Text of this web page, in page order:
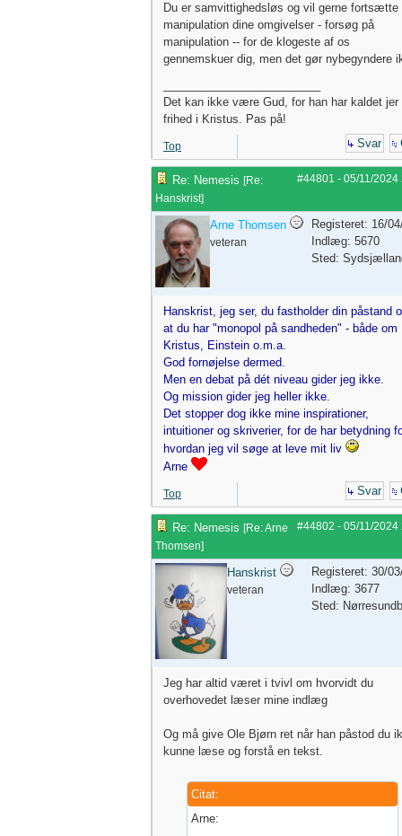
Du er samvittighedsløs og vil gerne fortsætte
manipulation dine omgivelser - forsøg på
manipulation -- for de klogeste af os
gennemskuer dig, men det gør nybegyndere
Det kan ikke være Gud, for han har kaldet jer
frihed i Kristus. Pas på!
Top Svar
#44801 - 05/11/2024
Re: Nemesis [Re:
Hanskrist]
Arne Thomsen
veteran
Registeret: 16/
Indlæg: 5670
Sted:
Hanskrist, jeg ser, du fastholder din påstand
at du har "monopol på sandheden" - både om
Kristus, Einstein o.m.a.
God fornøjelse dermed.
Men en debat på dét niveau gider jeg ikke.
Og mission gider jeg heller ikke.
Det stopper dog ikke mine inspirationer,
intuitioner og skriverier, for de har betydning
hvordan jeg vil søge at leve mit liv
Arne
Top Svar
#44802 - 05/11/2024
Re: Nemesis [Re: Arne
Thomsen]
Hanskrist
veteran
Registeret: 30/
Indlæg: 3677
Sted:
Jeg har altid været i tvivl om hvorvidt du
overhovedet læser mine indlæg
Og må give Ole Bjørn ret når han påstod du
kunne læse og forstå en tekst.
Citat:
Arne: